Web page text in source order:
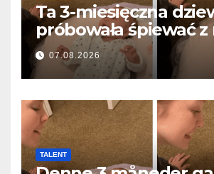
Ta 3-miesięczna
próbowała śpiewać
i roztopiła miliony serc
07.08.2026
TALENT